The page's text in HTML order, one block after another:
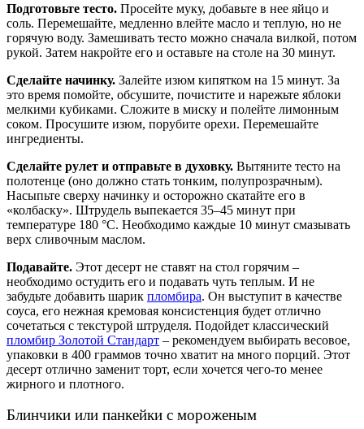
Подготовьте тесто. Просейте муку, добавьте в нее яйцо и
соль. Перемешайте, медленно влейте масло и теплую, но не
горячую воду. Замешивать тесто можно сначала вилкой, потом
рукой. Затем накройте его и оставьте на столе на 30 минут.
Сделайте начинку. Залейте изюм кипятком на 15 минут. За
это время помойте, обсушите, почистите и нарежьте яблоки
мелкими кубиками. Сложите в миску и полейте лимонным
соком. Просушите изюм, порубите орехи. Перемешайте
ингредиенты.
Сделайте рулет и отправьте в духовку. Вытяните тесто на
полотенце (оно должно стать тонким, полупрозрачным).
Насыпьте сверху начинку и осторожно скатайте его в
«колбаску». Штрудель выпекается 35–45 минут при
температуре 180 °С. Необходимо каждые 10 минут смазывать
верх сливочным маслом.
Подавайте. Этот десерт не ставят на стол горячим –
необходимо остудить его и подавать чуть теплым. И не
забудьте добавить шарик пломбира. Он выступит в качестве
соуса, его нежная кремовая консистенция будет отлично
сочетаться с текстурой штруделя. Подойдет классический
пломбир Золотой Стандарт – рекомендуем выбирать весовое,
упаковки в 400 граммов точно хватит на много порций. Этот
десерт отлично заменит торт, если хочется чего-то менее
жирного и плотного.
Блинчики или панкейки с мороженым